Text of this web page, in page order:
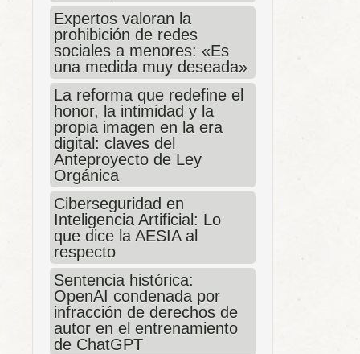
Expertos valoran la
prohibición de redes
sociales a menores: «Es
una medida muy deseada»
La reforma que redefine el
honor, la intimidad y la
propia imagen en la era
digital: claves del
Anteproyecto de Ley
Orgánica
Ciberseguridad en
Inteligencia Artificial: Lo
que dice la AESIA al
respecto
Sentencia histórica:
OpenAI condenada por
infracción de derechos de
autor en el entrenamiento
de ChatGPT